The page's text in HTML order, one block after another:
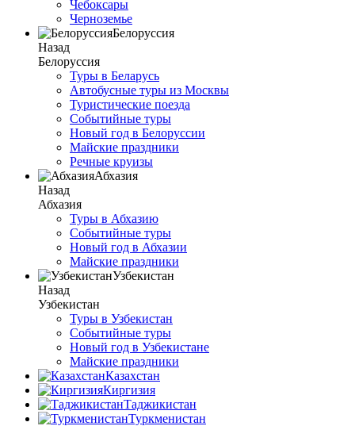
Чебоксары
Черноземье
Белоруссия
Назад
Белоруссия
Туры в Беларусь
Автобусные туры из Москвы
Туристические поезда
Событийные туры
Новый год в Белоруссии
Майские праздники
Речные круизы
Абхазия
Назад
Абхазия
Туры в Абхазию
Событийные туры
Новый год в Абхазии
Майские праздники
Узбекистан
Назад
Узбекистан
Туры в Узбекистан
Событийные туры
Новый год в Узбекистане
Майские праздники
Казахстан
Киргизия
Таджикистан
Туркменистан